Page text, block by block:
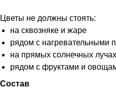
Цветы не должны стоять:
на сквозняке и жаре
рядом с нагревательными
на прямых солнечных лучах
рядом с фруктами и
Состав